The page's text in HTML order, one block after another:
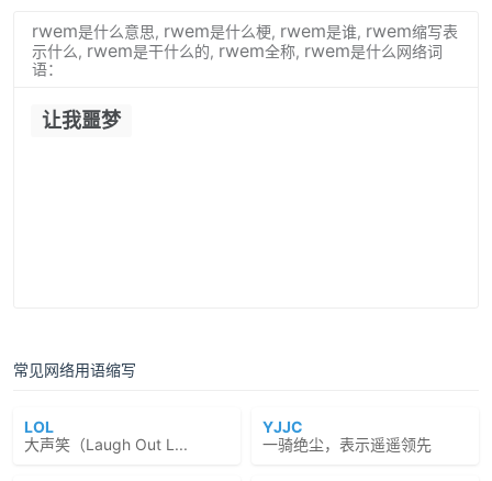
rwem是什么意思, rwem是什么梗, rwem是谁, rwem缩写表
示什么, rwem是干什么的, rwem全称, rwem是什么网络词
语：
让我噩梦
常见网络用语缩写
LOL
大声笑（Laugh Out L...
YJJC
一骑绝尘，表示遥遥领先